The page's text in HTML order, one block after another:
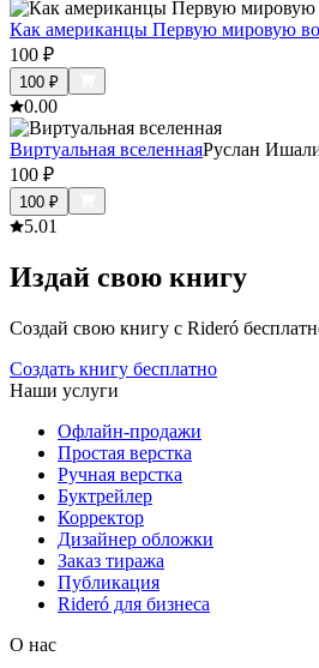
Как американцы Первую мировую
100 ₽
100 ₽
0.00
Виртуальная вселеннаяРуслан
100 ₽
100 ₽
5.01
Издай свою книгу
Создай свою книгу с Rideró
Создать книгу бесплатно
Наши услуги
Офлайн-продажи
Простая верстка
Ручная верстка
Буктрейлер
Корректор
Дизайнер обложки
Заказ тиража
Публикация
Rideró для бизнеса
О нас